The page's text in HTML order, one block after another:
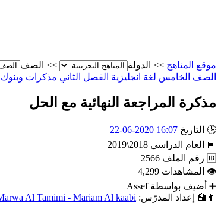
موقع المناهج >> الدولة >> الصف
الصف الخامس لغة انجليزية الفصل الثاني مذكرات وبنوك
مذكرة المراجعة النهائية مع الحل
🕒 التاريخ 16:07 2020-06-22
📘
العام الدراسي 2018\2019
🆔 رقم الملف 2566
👁 المشاهدات 4,299
➕ أضيف بواسطة Assef
👨‍🏫
إعداد المدرّس: Al Tamimi - Mariam Al kaabi